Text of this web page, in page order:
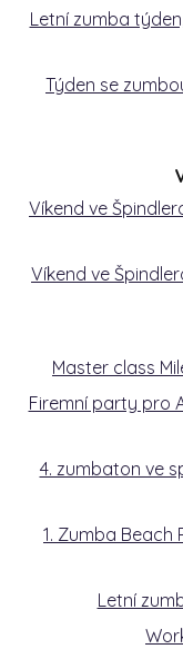
Letní zumba
Týden se
Víkend ve
Víkend ve
Master class
Firemní party pro
4. zumbaton ve
1. Zumba Beach
Letní